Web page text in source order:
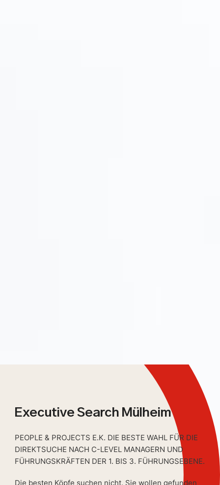
Executive Search Mülheim
PEOPLE & PROJECTS E.K. DIE BESTE WAHL FÜR DIE
DIREKTSUCHE NACH C-LEVEL MANAGERN UND
FÜHRUNGSKRÄFTEN DER 1. BIS 3. FÜHRUNGSEBENE.
Die besten Köpfe suchen nicht. Sie wollen gefunden